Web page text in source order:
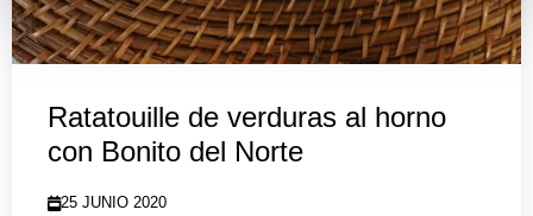
Ratatouille de verduras al horno
con Bonito del Norte
25 JUNIO 2020